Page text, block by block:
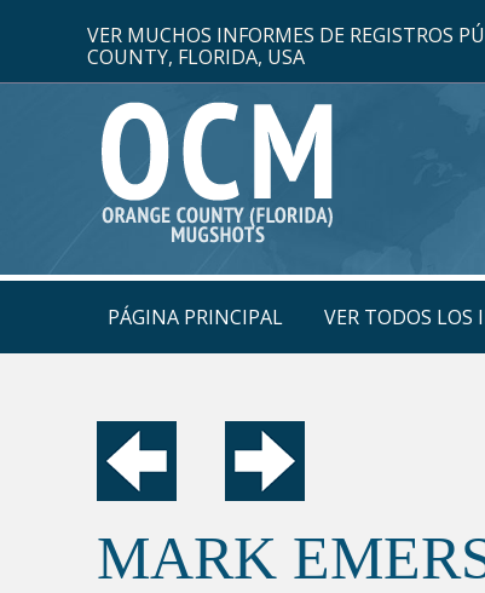
VER MUCHOS INFORMES DE REGISTROS
COUNTY, FLORIDA, USA
PÁGINA PRINCIPAL VER TODOS LOS
MARK